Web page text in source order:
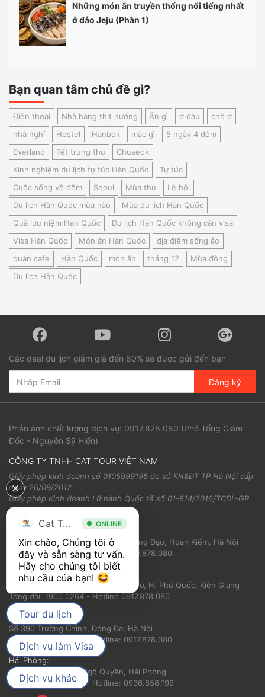
Những món ăn truyền thống nổi tiếng nhất
ở đảo Jeju (Phần 1)
Bạn quan tâm chủ đề gì?
Điện thoại Nhà hàng thịt nướng Ăn gì ở đâu
chỗ ở
nhà nghỉ
Hostel Hanbok mặc gì
5 ngày 4 đêm
Everland
Tết trung thu
Chuseok
Kinh nghiệm du lịch tự túc Hàn Quốc
Tự túc
Cuộc sống về đêm
Seoul Mùa thu
Lễ hội
Du lịch Hàn Quốc mùa nào
Mùa du lịch Hàn Quốc
Quà lưu niệm Hàn Quốc
Du lịch Hàn Quốc không cần visa
Visa Hàn Quốc
Món ăn Hàn Quốc
địa điểm sống ảo
quán cafe
Hàn Quốc món ăn tháng 12
Mùa đông
Du lịch Hàn Quốc
Các deal du lịch giảm giá đến 60% sẽ được gửi đến bạn
Đăng ký
Phản ánh chất lượng dịch vụ: 0917.878.080 (Phó Tổng Giám
Đốc - Nguyễn Sỹ Hiển)
CÔNG TY TNHH CAT TOUR VIỆT NAM
Giấy phép kinh doanh số 0105999195 do sở KH&ĐT TP Hà Nội cấp
ngày 26/09/2012
Giấy phép Kinh doanh Lữ hành Quốc tế số 01-814/2016/TCDL-GP
LHQT
Trụ sở chính:
Tầng 21, Capital Tower 109 Trần Hưng Đạo, Hoàn Kiếm, Hà Nội
Tổng đài: 1900 0264 - Hotline: 0917.878.080
Phú Quốc:
Tổ 4, Đ. Trần Hưng Đạo, P. Dương Tơ, H. Phú Quốc, Kiên Giang
Tổng đài: 1900 0264 - Hotline 0917.878.080
Hà Nội:
Số 390 Trường Chinh, Đống Đa, Hà Nội
Tổng đài: 1900 0264 - Hotline: 0917.878.080
Hải Phòng:
Số 56 Nguyễn Trãi, Ngô Quyền, Hải Phòng
Tổng đài: 1900 0264 - Hotline: 0936.858.199
Cat Tour ONLINE
Xin chào, Chúng tôi ở
đây và sẵn sàng tư vấn.
Hãy cho chúng tôi biết
nhu cầu của bạn!
Tour du lịch
Dịch vụ làm Visa
Dịch vụ khác